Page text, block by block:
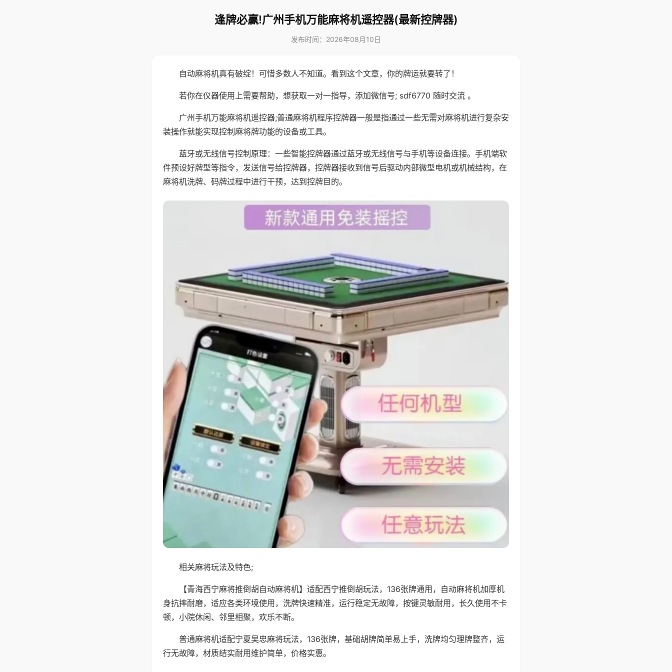
逢牌必赢!广州手机万能麻将机遥控器(最新控牌器)
发布时间：2026年08月10日
自动麻将机真有破绽！可惜多数人不知道。看到这个文章，你的牌运就要转了！
若你在仪器使用上需要帮助，想获取一对一指导，添加微信号; sdf6770 随时交流 。
广州手机万能麻将机遥控器;普通麻将机程序控牌器一般是指通过一些无需对麻将机进行复杂安
装操作就能实现控制麻将牌功能的设备或工具。
蓝牙或无线信号控制原理：一些智能控牌器通过蓝牙或无线信号与手机等设备连接。手机端软
件预设好牌型等指令，发送信号给控牌器，控牌器接收到信号后驱动内部微型电机或机械结构，在
麻将机洗牌、码牌过程中进行干预，达到控牌目的。
相关麻将玩法及特色;
【青海西宁麻将推倒胡自动麻将机】适配西宁推倒胡玩法，136张牌通用，自动麻将机加厚机
身抗摔耐磨，适应各类环境使用，洗牌快速精准，运行稳定无故障，按键灵敏耐用，长久使用不卡
顿，小院休闲、邻里相聚，欢乐不断。
普通麻将机适配宁夏吴忠麻将玩法，136张牌，基础胡牌简单易上手，洗牌均匀理牌整齐，运
行无故障，材质结实耐用维护简单，价格实惠。